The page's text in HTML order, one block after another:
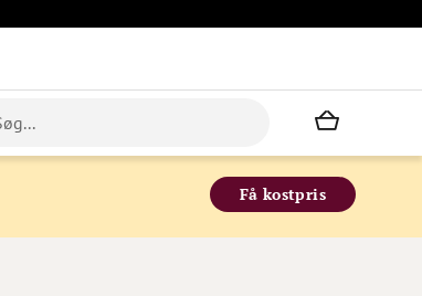
Få kostpris